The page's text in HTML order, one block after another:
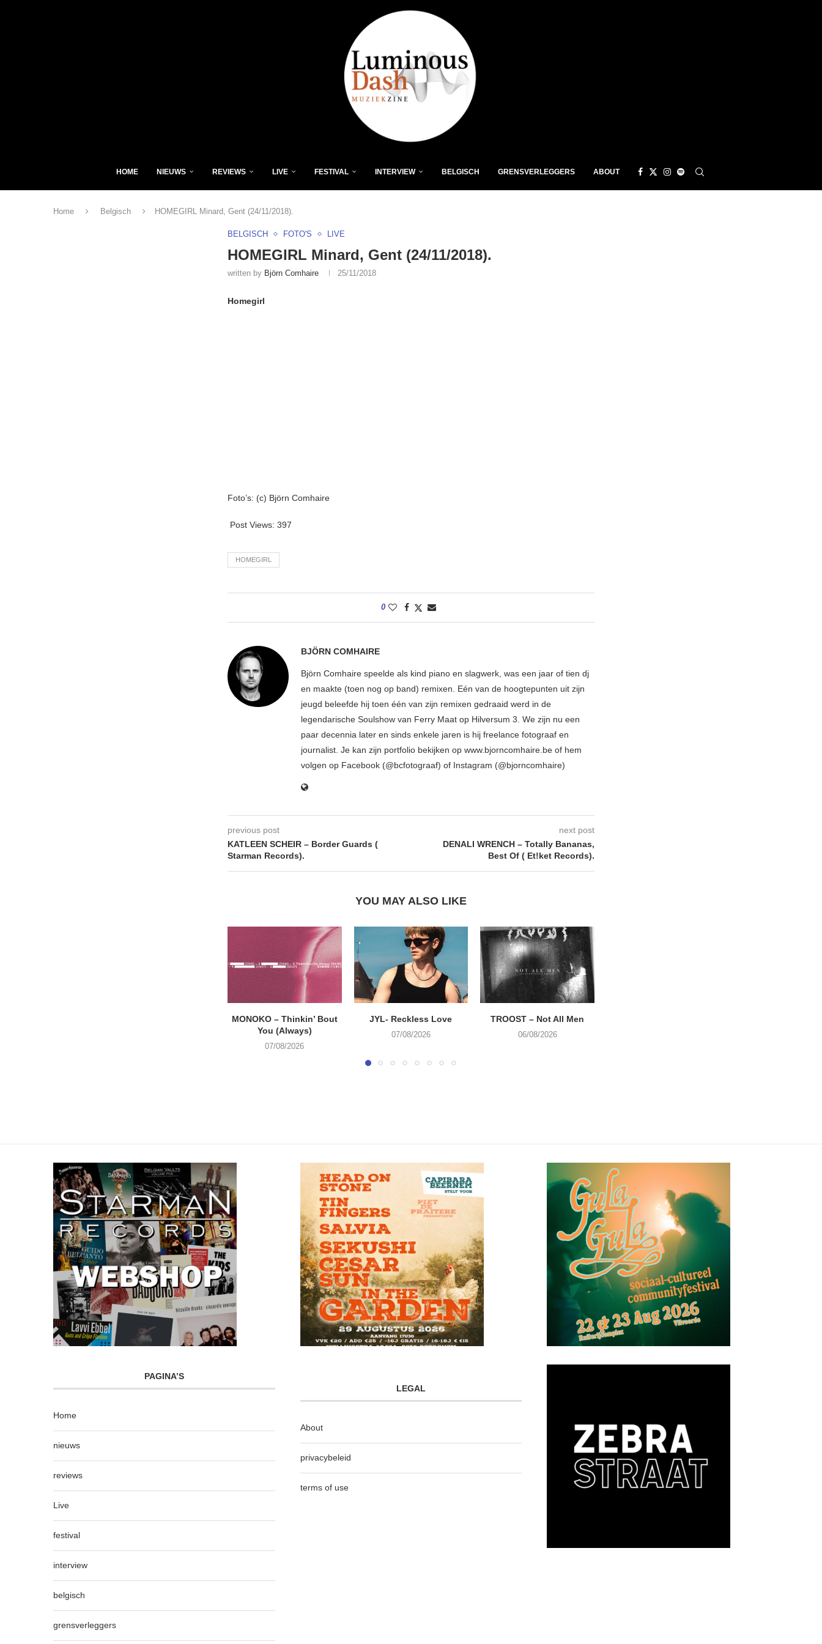
HOME NIEUWS REVIEWS LIVE FESTIVAL INTERVIEW BELGISCH GRENSVERLEGGERS ABOUT
Home Belgisch HOMEGIRL Minard, Gent (24/11/2018).
BELGISCH FOTO'S LIVE
HOMEGIRL Minard, Gent (24/11/2018).
written by Björn Comhaire 25/11/2018
Homegirl
Foto’s: (c) Björn Comhaire
Post Views: 397
HOMEGIRL
0
BJÖRN COMHAIRE
Björn Comhaire speelde als kind piano en slagwerk, was een jaar of tien dj
en maakte (toen nog op band) remixen. Eén van de hoogtepunten uit zijn
jeugd beleefde hij toen één van zijn remixen gedraaid werd in de
legendarische Soulshow van Ferry Maat op Hilversum 3. We zijn nu een
paar decennia later en sinds enkele jaren is hij freelance fotograaf en
journalist. Je kan zijn portfolio bekijken op www.bjorncomhaire.be of hem
volgen op Facebook (@bcfotograaf) of Instagram (@bjorncomhaire)
previous post
KATLEEN SCHEIR – Border Guards (
Starman Records).
next post
DENALI WRENCH – Totally Bananas,
Best Of ( Et!ket Records).
YOU MAY ALSO LIKE
MONOKO – Thinkin’ Bout
You (Always)
07/08/2026
JYL- Reckless Love
07/08/2026
TROOST – Not All Men
06/08/2026
PAGINA’S
Home
nieuws
reviews
Live
festival
interview
belgisch
grensverleggers
LEGAL
About
privacybeleid
terms of use